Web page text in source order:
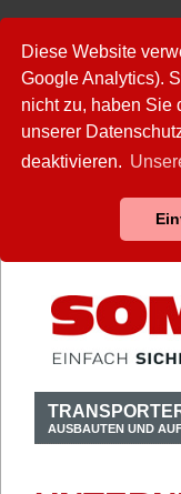
Diese Website
Google Analytics).
nicht zu, haben Sie
unserer
deaktivieren.
AUSBAUTEN UND